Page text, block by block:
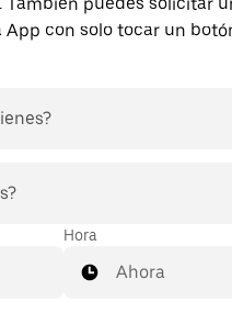
con solo tocar un
Hora
Ahora